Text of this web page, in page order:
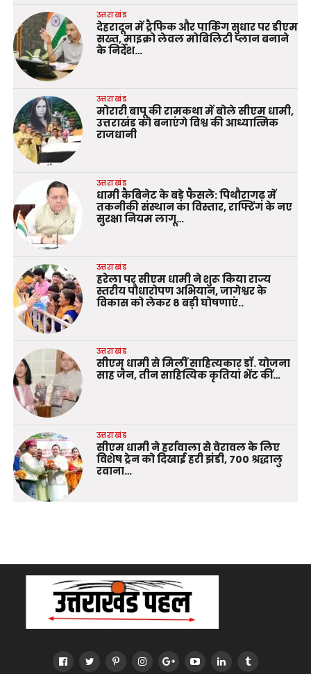
उत्तराखंड
देहरादून में ट्रैफिक और पार्किंग सुधार पर डीएम
सख्त, माइक्रो लेवल मोबिलिटी प्लान बनाने
के निर्देश…
उत्तराखंड
मोरारी बापू की रामकथा में बोले सीएम धामी,
उत्तराखंड को बनाएंगे विश्व की आध्यात्मिक
राजधानी
उत्तराखंड
धामी कैबिनेट के बड़े फैसले: पिथौरागढ़ में
तकनीकी संस्थान का विस्तार, राफ्टिंग के नए
सुरक्षा नियम लागू…
उत्तराखंड
हरेला पर सीएम धामी ने शुरू किया राज्य
स्तरीय पौधारोपण अभियान, जागेश्वर के
विकास को लेकर 8 बड़ी घोषणाएं..
उत्तराखंड
सीएम धामी से मिलीं साहित्यकार डॉ. योजना
साह जैन, तीन साहित्यिक कृतियां भेंट कीं…
उत्तराखंड
सीएम धामी ने हर्रावाला से वेरावल के लिए
विशेष ट्रेन को दिखाई हरी झंडी, 700 श्रद्धालु
रवाना…